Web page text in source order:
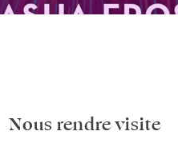
Nous rendre visite